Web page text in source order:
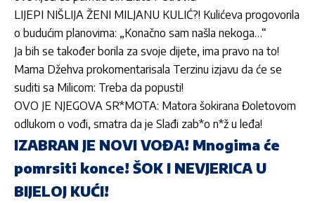
LIJEPI NIŠLIJA ŽENI MILJANU KULIĆ?! Kulićeva progovorila
o budućim planovima: „Konačno sam našla nekoga…“
Ja bih se također borila za svoje dijete, ima pravo na to!
Mama Džehva prokomentarisala Terzinu izjavu da će se
suditi sa Milicom: Treba da popusti!
OVO JE NJEGOVA SR*MOTA: Matora šokirana Đoletovom
odlukom o vođi, smatra da je Slađi zab*o n*ž u leđa!
IZABRAN JE NOVI VOĐA! Mnogima će
pomrsiti konce! ŠOK I NEVJERICA U
BIJELOJ KUĆI!